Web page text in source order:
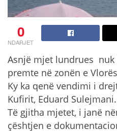
0
NDARJET
Asnjë mjet lundrues nuk
premte në zonën e
Ky ka qenë vendimi i
Kufirit, Eduard Sulejmani.
Të gjitha mjetet, i janë
çështjen e